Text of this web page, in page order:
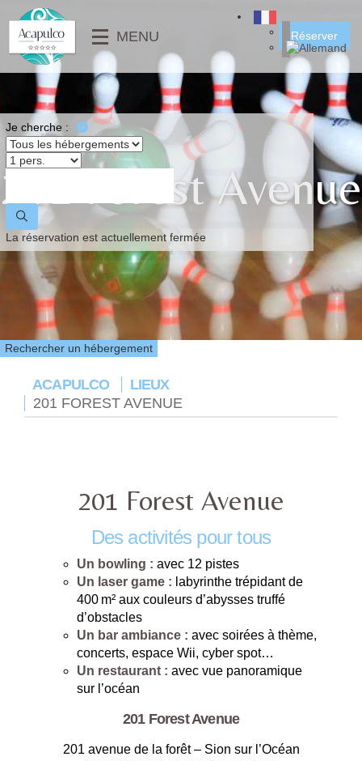
MENU
RESTAURANT & SNACK
GALERIE PHOTOS
VIDÉO
ACTUALITÉS
⟶
⟵
MOBIL-HOMES
MOBIL-HOME PMR
EMPLACEMENTS
⟵
⟶
Réserver
201 Forest Avenue
Rechercher un hébergement
Je cherche :
La réservation est actuellement fermée
ACAPULCO
LIEUX
201 FOREST AVENUE
201 Forest Avenue
Des activités pour tous
Un bowling : avec 12 pistes
Un laser game : labyrinthe trépidant de
400 m² aux couleurs d’abysses truffé
d’obstacles
Un bar ambiance : avec soirées à thème,
concerts, espace Wii, cyber spot…
Un restaurant : avec vue panoramique
sur l’océan
201 Forest Avenue
201 avenue de la forêt – Sion sur l’Océan